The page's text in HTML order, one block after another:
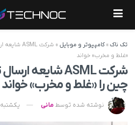
تک ناک»کامپیوتر و موبایل »
«غلط و مخرب» خواند
چین را «غلط و مخرب» خواند
نوشته شده توسط مانی یکشنبه 31 خرداد 1405 - 12:05